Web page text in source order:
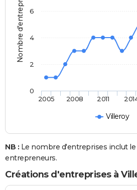
Nombre d'entreprises
Villeroy
2005 2008 2011
0
2
4
6
NB : Le nombre d'entreprises inclut
entrepreneurs.
Créations d'entreprises à